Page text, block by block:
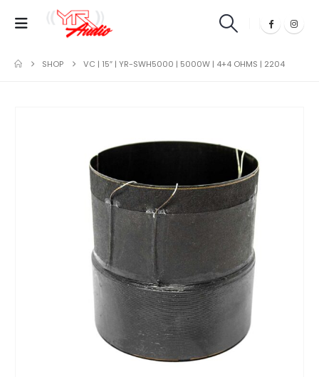
SHOP VC | 15″ | YR-SWH5000 | 5000W | 4+4 OHMS | 2204